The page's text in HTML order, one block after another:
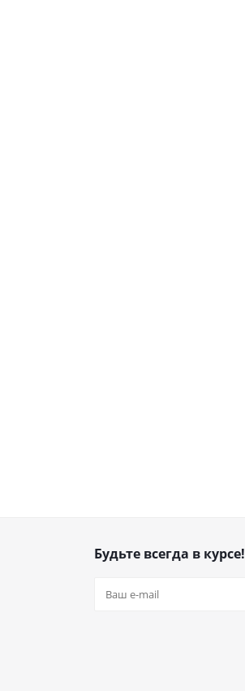
Будьте всегда в курсе!